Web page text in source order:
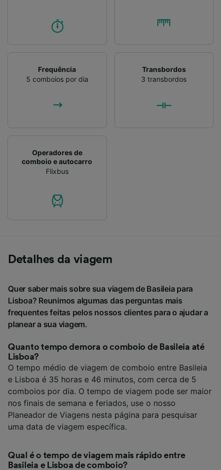
Frequência
5 comboios por dia
Transbordos
3 transbordos
Operadores de
comboio e autocarro
Flixbus
Detalhes da viagem
Quer saber mais sobre sua viagem de Basileia para
Lisboa? Reunimos algumas das perguntas mais
frequentes feitas pelos nossos clientes para o ajudar a
planear a sua viagem.
Quanto tempo demora o comboio de Basileia até
Lisboa?
O tempo médio de viagem de comboio entre Basileia
e Lisboa é 35 horas e 46 minutos, com cerca de 5
comboios por dia. O tempo de viagem pode ser maior
nos finais de semana e feriados, use o nosso
Planeador de Viagens nesta página para pesquisar
uma data de viagem específica.
Qual é o tempo de viagem mais rápido entre
Basileia e Lisboa de comboio?